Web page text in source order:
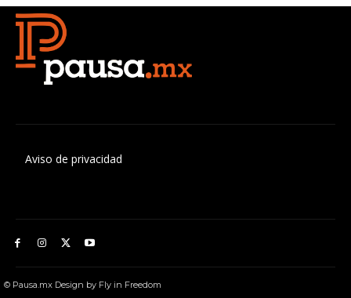
Aviso de privacidad
© Pausa.mx Design by Fly in Freedom